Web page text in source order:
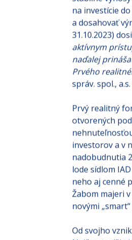
Prvý realitný
stabilné
na investície
a dosahovať
31.10.2023)
aktívnym
naďalej
správ. spol.,
Prvý realitný
otvorených
investorov a v
nadobudnutia
lode sídlom
neho aj cenné
novými